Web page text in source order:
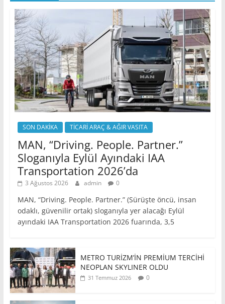
SON DAKİKA TİCARİ ARAÇ & AĞIR VASITA
MAN, “Driving. People. Partner.”
Sloganıyla Eylül Ayındaki IAA
Transportation 2026’da
3 Ağustos 2026 admin 0
MAN, “Driving. People. Partner.” (Sürüşte öncü, insan
odaklı, güvenilir ortak) sloganıyla yer alacağı Eylül
ayındaki IAA Transportation 2026 fuarında, 3,5
METRO TURİZM’İN PREMİUM TERCİHİ
NEOPLAN SKYLINER OLDU
31 Temmuz 2026 0